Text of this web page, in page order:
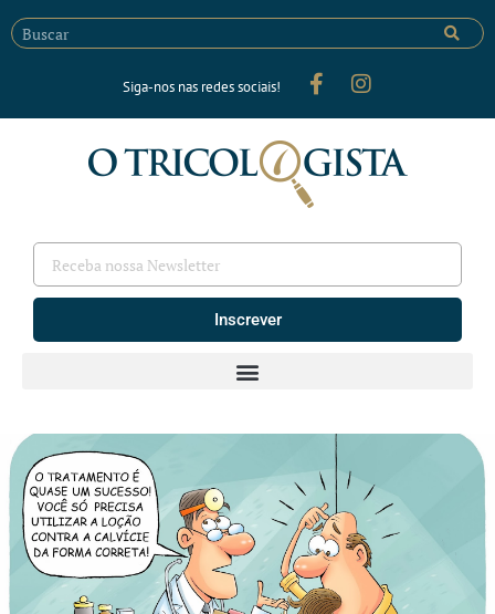
Siga-nos nas redes sociais!
Inscrever